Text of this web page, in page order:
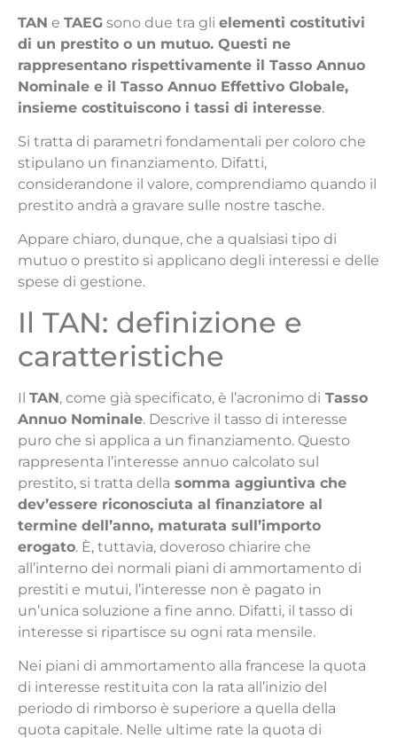
TAN e TAEG sono due tra gli elementi costitutivi
di un prestito o un mutuo. Questi ne
rappresentano rispettivamente il Tasso Annuo
Nominale e il Tasso Annuo Effettivo Globale,
insieme costituiscono i tassi di interesse.
Si tratta di parametri fondamentali per coloro che
stipulano un finanziamento. Difatti,
considerandone il valore, comprendiamo quando il
prestito andrà a gravare sulle nostre tasche.
Appare chiaro, dunque, che a qualsiasi tipo di
mutuo o prestito si applicano degli interessi e delle
spese di gestione.
Il TAN: definizione e
caratteristiche
Il TAN, come già specificato, è l’acronimo di Tasso
Annuo Nominale. Descrive il tasso di interesse
puro che si applica a un finanziamento. Questo
rappresenta l’interesse annuo calcolato sul
prestito, si tratta della somma aggiuntiva che
dev’essere riconosciuta al finanziatore al
termine dell’anno, maturata sull’importo
erogato. È, tuttavia, doveroso chiarire che
all’interno dei normali piani di ammortamento di
prestiti e mutui, l’interesse non è pagato in
un’unica soluzione a fine anno. Difatti, il tasso di
interesse si ripartisce su ogni rata mensile.
Nei piani di ammortamento alla francese la quota
di interesse restituita con la rata all’inizio del
periodo di rimborso è superiore a quella della
quota capitale. Nelle ultime rate la quota di